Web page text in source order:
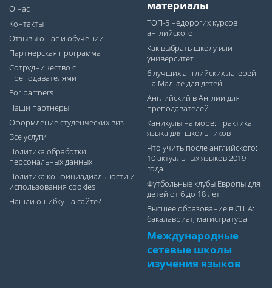
О нас
Контакты
Отзывы о нас и обучении
Партнерская программа
Сотрудничество с
преподавателями
For partners
Наши партнеры
Оформление студенческих виз
Все услуги
Политика обработки
персональных данных
Политика конфициадиальности и
использования cookies
Нашли ошибку на сайте?
материалы
ТОП-5 недорогих курсов
английского
Как выбрать школу или
университет
6 лучших английских лагерей
на Мальте для детей
Английский в Англии для
преподавателей
Каникулы на море: практика
языка для школьников
Что учить после английского:
10 актуальных языков 2019
года
Футбольные клубы Европы для
детей от 6 до 18 лет
Высшее образование в США:
бакалавриат, магистратура
Международные
сетевые школы
изучения языков